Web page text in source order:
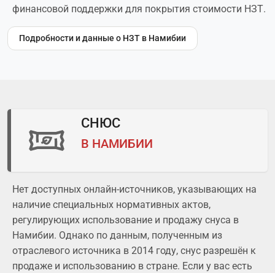
финансовой поддержки для покрытия стоимости НЗТ.
Подробности и данные о НЗТ в Намибии
СНЮС
В НАМИБИИ
Нет доступных онлайн-источников, указывающих на
наличие специальных нормативных актов,
регулирующих использование и продажу снуса в
Намибии. Однако по данным, полученным из
отраслевого источника в 2014 году, снус разрешён к
продаже и использованию в стране. Если у вас есть